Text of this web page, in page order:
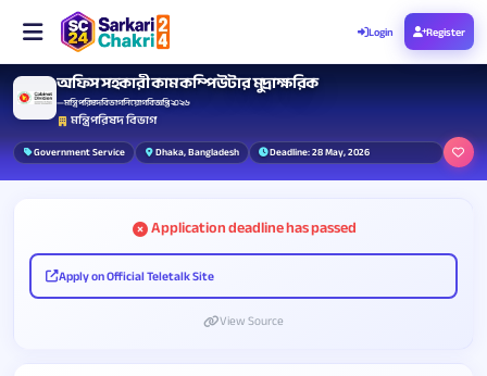
Login Register
অফিস সহকারী কাম কম্পিউটার মুদ্রাক্ষরিক
— মন্ত্রিপরিষদ বিভাগ নিয়োগ বিজ্ঞপ্তি ২০২৬
মন্ত্রিপরিষদ বিভাগ
Government Service Dhaka, Bangladesh Deadline: 28 May, 2026
Application deadline has passed
Apply on Official Teletalk Site
View Source